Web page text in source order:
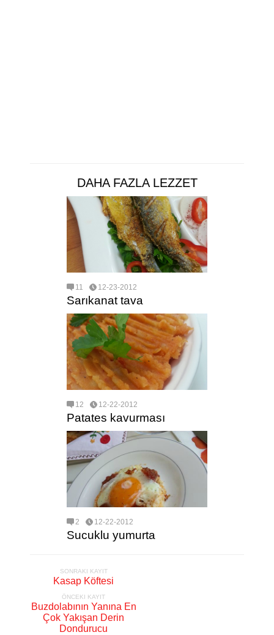
DAHA FAZLA LEZZET
11 12-23-2012
Sarıkanat tava
12 12-22-2012
Patates kavurması
2 12-22-2012
Sucuklu yumurta
SONRAKI KAYIT
Kasap Köftesi
ÖNCEKI KAYIT
Buzdolabının Yanına En
Çok Yakışan Derin
Dondurucu